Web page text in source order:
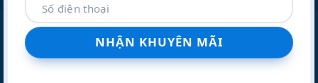
Điện thoại:077.298.0000
Zalo:
077.298.0000
Website:nakio.vn